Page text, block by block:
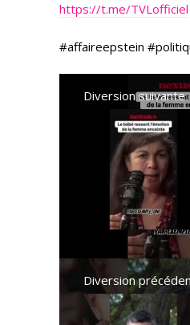
https://t.me/TVLofficiel
#affaireepstein
Diversion suivante
Diversion